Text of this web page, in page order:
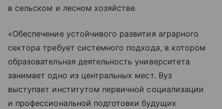
в сельском и лесном хозяйстве.
«Обеспечение устойчивого развития аграрного
сектора требует системного подхода, в котором
образовательная деятельность университета
занимает одно из центральных мест. Вуз
выступает институтом первичной социализации
и профессиональной подготовки будущих